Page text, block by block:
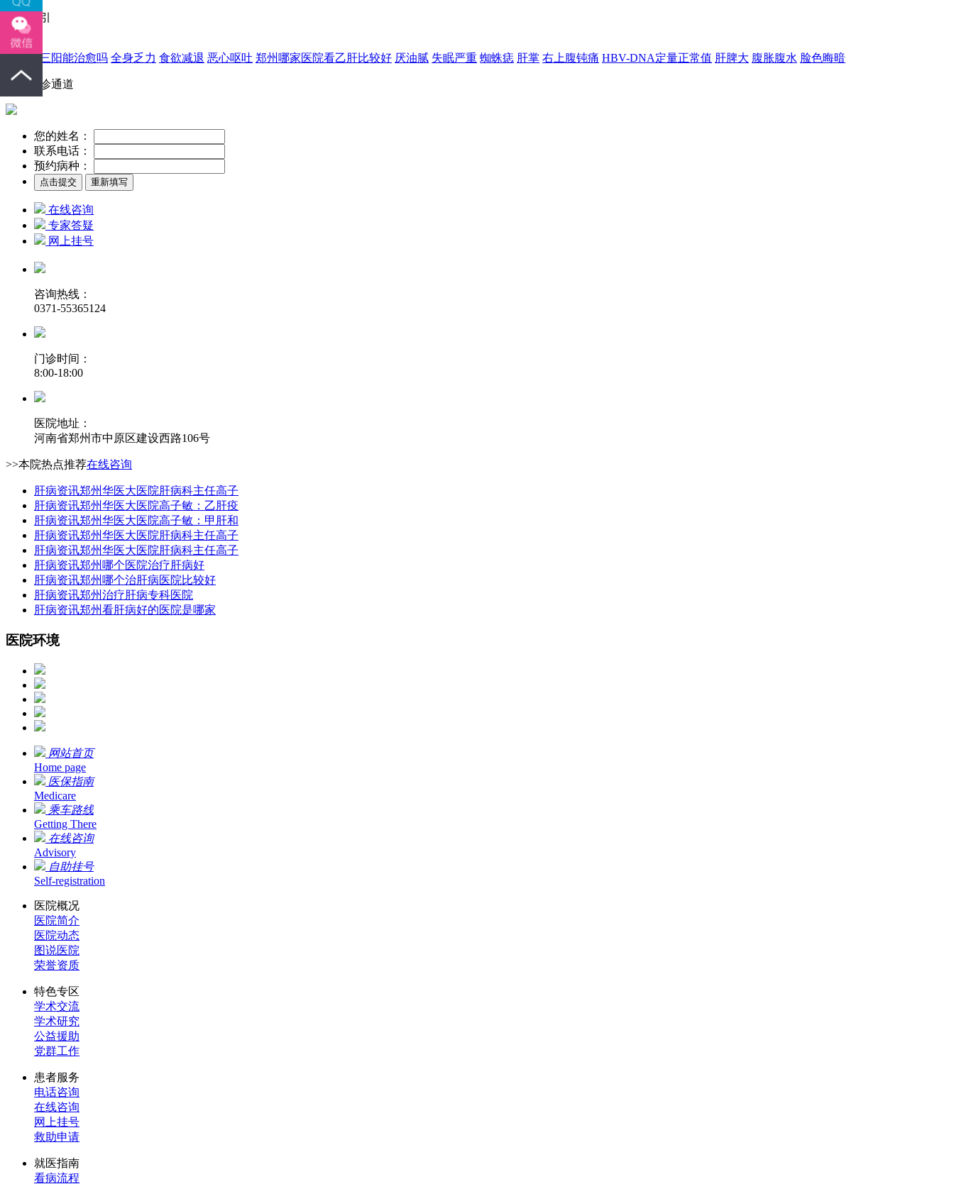
病症索引
乙肝大三阳能治愈吗 全身乏力 食欲减退 恶心呕吐 郑州哪家医院看乙肝比较好 厌油腻 失眠严重 蜘蛛痣 肝掌 右上腹钝痛 HBV-DNA定量正常值 肝脾大 腹胀腹水 脸色晦暗
快速就诊通道
您的姓名：
联系电话：
预约病种：
在线咨询
专家答疑
网上挂号
咨询热线：
0371-55365124
门诊时间：
8:00-18:00
医院地址：
河南省郑州市中原区建设西路106号
>>本院热点推荐在线咨询
肝病资讯郑州华医大医院肝病科主任高子
肝病资讯郑州华医大医院高子敏：乙肝疫
肝病资讯郑州华医大医院高子敏：甲肝和
肝病资讯郑州华医大医院肝病科主任高子
肝病资讯郑州华医大医院肝病科主任高子
肝病资讯郑州哪个医院治疗肝病好
肝病资讯郑州哪个治肝病医院比较好
肝病资讯郑州治疗肝病专科医院
肝病资讯郑州看肝病好的医院是哪家
医院环境
网站首页
Home page
医保指南
Medicare
乘车路线
Getting There
在线咨询
Advisory
自助挂号
Self-registration
医院概况
医院简介
医院动态
图说医院
荣誉资质
特色专区
学术交流
学术研究
公益援助
党群工作
患者服务
电话咨询
在线咨询
网上挂号
救助申请
就医指南
看病流程